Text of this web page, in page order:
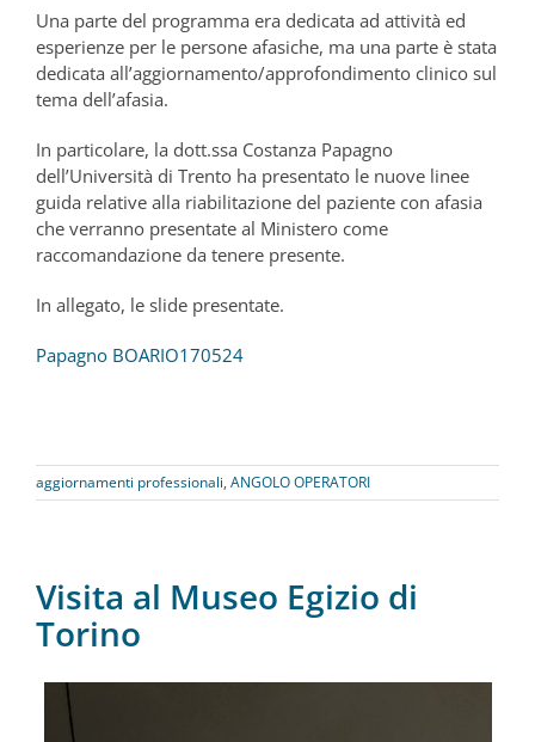
Una parte del programma era dedicata ad attività ed
esperienze per le persone afasiche, ma una parte è stata
dedicata all’aggiornamento/approfondimento clinico sul
tema dell’afasia.
In particolare, la dott.ssa Costanza Papagno
dell’Università di Trento ha presentato le nuove linee
guida relative alla riabilitazione del paziente con afasia
che verranno presentate al Ministero come
raccomandazione da tenere presente.
In allegato, le slide presentate.
Papagno BOARIO170524
aggiornamenti professionali, ANGOLO OPERATORI
Visita al Museo Egizio di
Torino